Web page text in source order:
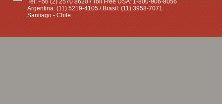
Tel: +56 (2) 2570 8620 / Toll Free USA: 1-800-906-8056
Argentina: (11) 5219-4105 / Brasil: (11) 3958-7071
Santiago - Chile